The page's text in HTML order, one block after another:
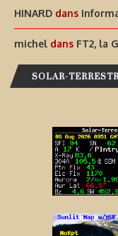
HINARD dans
michel dans FT2, la
SOLAR-